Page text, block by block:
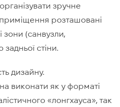
зручне
розташовані
зони (санвузли,
стіни.
дизайну.
виконати як у форматі
«лонгхауса», так